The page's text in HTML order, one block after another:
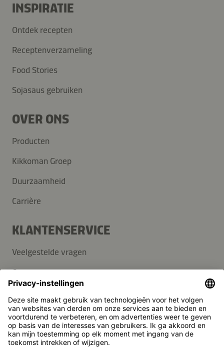
INSPIRATIE
Ontdek recepten
Receptenverzameling
Food Stories
Sojasaus gebruiken
OVER ONS
Producten
Kikkoman Groep
Duurzaamheid
Carrière
KLANTENSERVICE
Veelgestelde vragen
Contact
Pers
Kikkoman is een geregistreerd handelsmerk van Kikkoman